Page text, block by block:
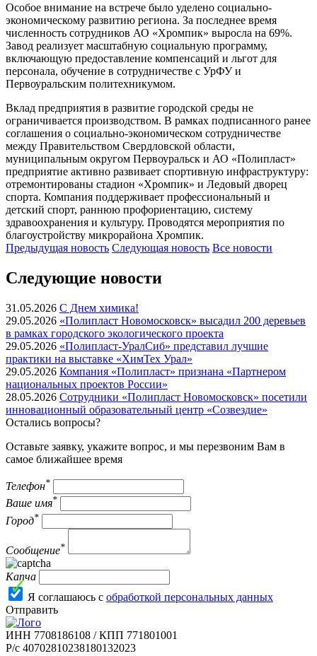
Особое внимание на встрече было уделено социально-
экономическому развитию региона. За последнее время
численность сотрудников АО «Хромпик» выросла на 69%.
Завод реализует масштабную социальную программу,
включающую предоставление компенсаций и льгот для
персонала, обучение в сотрудничестве с УрФУ и
Первоуральским политехникумом.
Вклад предприятия в развитие городской среды не
ограничивается производством. В рамках подписанного ранее
соглашения о социально-экономическом сотрудничестве
между Правительством Свердловской области,
муниципальным округом Первоуральск и АО «Полипласт»
предприятие активно развивает спортивную инфраструктуру:
отремонтированы стадион «Хромпик» и Ледовый дворец
спорта. Компания поддерживает профессиональный и
детский спорт, раннюю профориентацию, систему
здравоохранения и культуру. Проводятся мероприятия по
благоустройству микрорайона Хромпик.
Предыдущая новость Следующая новость Все новости
Следующие новости
31.05.2026 С Днем химика!
29.05.2026 «Полипласт Новомосковск» высадил 200 деревьев
в рамках городского экологического проекта
29.05.2026 «Полипласт-УралСиб» представил лучшие
практики на выставке «ХимТех Урал»
29.05.2026 Компания «Полипласт» признана «Партнером
национальных проектов России»
28.05.2026 Сотрудники «Полипласт Новомосковск» посетили
инновационный образовательный центр «Созвездие»
Остались вопросы?
Оставьте заявку, укажите вопрос, и мы перезвоним Вам в
самое ближайшее время
Телефон*
Ваше имя*
Город*
Сообщение*
Капча
Я соглашаюсь с обработкой персональных данных
Отправить
ИНН 7708186108 / КПП 771801001
Р/с 40702810238180132023